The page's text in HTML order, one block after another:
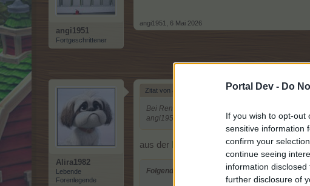
Portal Dev - Do
If you wish to opt-out
sensitive information
confirm your
continue seeing
information
further disclosure of
angi1951
Fortgeschrittener
angi1951 6 Mai 2026
Alira1982
Lebende
Forenlegende
Zitat von angi1951:
Bei Renzo werden bei mir immer noch die alten
angi1951 Id: 13937014
aus der
Folgende Gewinne können nur einmalig